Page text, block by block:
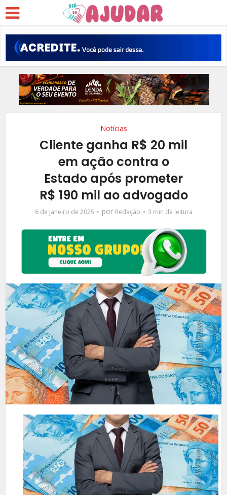
Notícias
Cliente ganha R$ 20 mil
em ação contra o
Estado após prometer
R$ 190 mil ao advogado
6 de janeiro de 2025 por Redação 3 min de leitura